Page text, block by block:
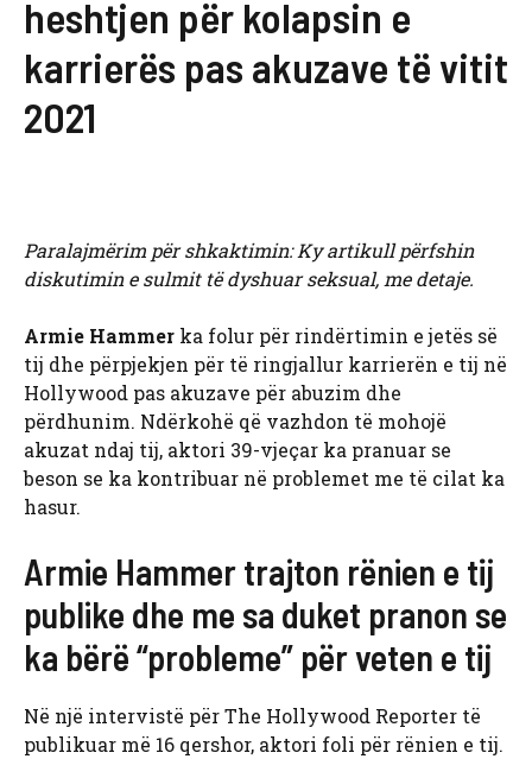
heshtjen për kolapsin e
karrierës pas akuzave të vitit
2021
Paralajmërim për shkaktimin: Ky artikull përfshin
diskutimin e sulmit të dyshuar seksual, me detaje.
Armie Hammer ka folur për rindërtimin e jetës së
tij dhe përpjekjen për të ringjallur karrierën e tij në
Hollywood pas akuzave për abuzim dhe
përdhunim. Ndërkohë që vazhdon të mohojë
akuzat ndaj tij, aktori 39-vjeçar ka pranuar se
beson se ka kontribuar në problemet me të cilat ka
hasur.
Armie Hammer trajton rënien e tij
publike dhe me sa duket pranon se
ka bërë “probleme” për veten e tij
Në një intervistë për The Hollywood Reporter të
publikuar më 16 qershor, aktori foli për rënien e tij.